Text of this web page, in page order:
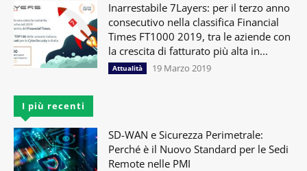
Inarrestabile 7Layers: per il terzo anno
consecutivo nella classifica Financial
Times FT1000 2019, tra le aziende con
la crescita di fatturato più alta in...
Attualità 19 Marzo 2019
I più recenti
SD-WAN e Sicurezza Perimetrale:
Perché è il Nuovo Standard per le Sedi
Remote nelle PMI